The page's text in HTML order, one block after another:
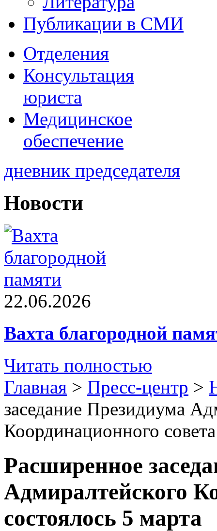
Публикации в СМИ
Отделения
Консультация
юриста
Медицинское
обеспечение
дневник председателя
Новости
22.06.2026
Вахта благородной
Читать полностью
Главная > Пресс-центр >
заседание Президиума
Координационного
Расширенное
Адмиралтейского
состоялось 5 марта